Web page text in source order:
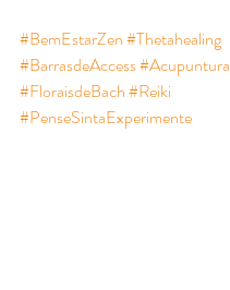
#BemEstarZen#Thetahealing
#BarrasdeAccess#Acupuntura
#FloraisdeBach#Reiki
#PenseSintaExperimente